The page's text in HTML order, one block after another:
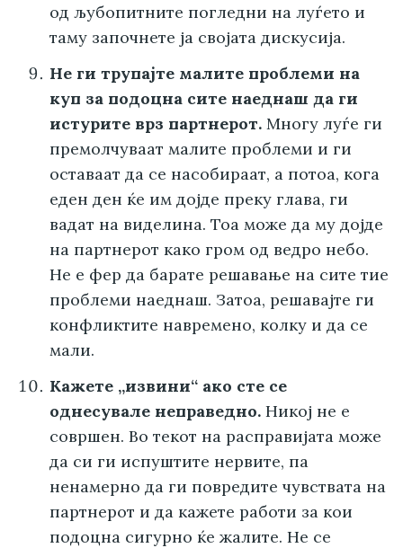
од љубопитните погледни на луѓето и
таму започнете ја својата дискусија.
Не ги трупајте малите проблеми на
куп за подоцна сите наеднаш да ги
истурите врз партнерот. Многу луѓе ги
премолчуваат малите проблеми и ги
оставаат да се насобираат, а потоа, кога
еден ден ќе им дојде преку глава, ги
вадат на виделина. Тоа може да му дојде
на партнерот како гром од ведро небо.
Не е фер да барате решавање на сите тие
проблеми наеднаш. Затоа, решавајте ги
конфликтите навремено, колку и да се
мали.
Кажете „извини“ ако сте се
однесувале неправедно. Никој не е
совршен. Во текот на расправијата може
да си ги испуштите нервите, па
ненамерно да ги повредите чувствата на
партнерот и да кажете работи за кои
подоцна сигурно ќе жалите. Не се